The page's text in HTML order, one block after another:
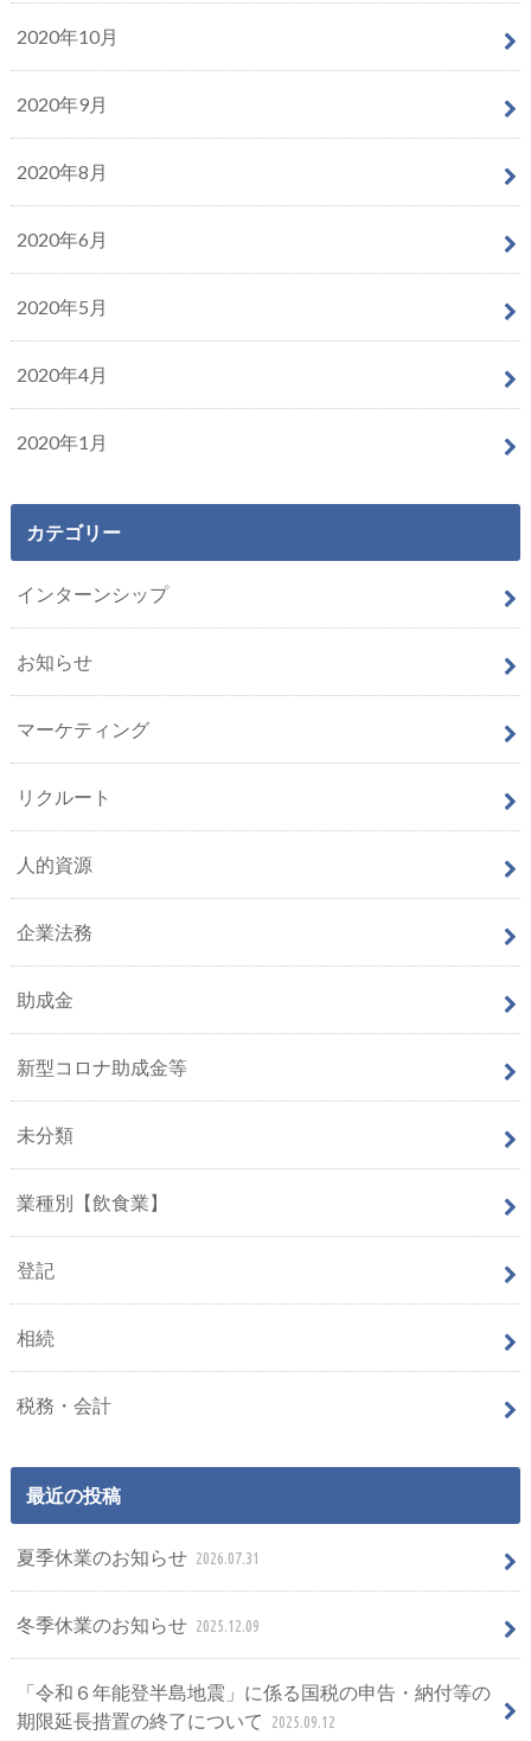
2020年10月
2020年9月
2020年8月
2020年6月
2020年5月
2020年4月
2020年1月
カテゴリー
インターンシップ
お知らせ
マーケティング
リクルート
人的資源
企業法務
助成金
新型コロナ助成金等
未分類
業種別【飲食業】
登記
相続
税務・会計
最近の投稿
夏季休業のお知らせ 2026.07.31
冬季休業のお知らせ 2025.12.09
「令和６年能登半島地震」に係る国税の申告・納付等の
期限延⻑措置の終了について
2025.09.12